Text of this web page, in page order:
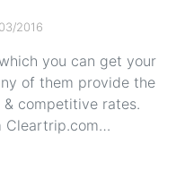
2016
you can get your
of them provide the
competitive rates.
Cleartrip.com…